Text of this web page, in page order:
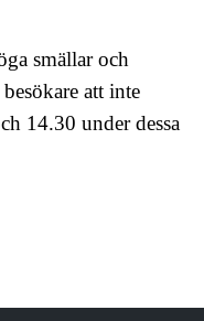
smällar och
att inte
14.30 under dessa